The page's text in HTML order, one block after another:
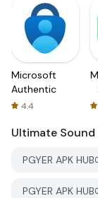
Microsoft
Authenticator
4.4
Ultimate Sound